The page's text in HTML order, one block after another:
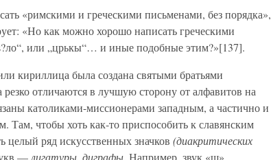
«римскими и греческими письменами, без порядка»,
«Но как можно хорошо написать греческими
или „црькы“… и иные подобные этим?»[137].
кириллица была создана святыми братьями
отличаются в лучшую сторону от алфавитов на
католиками-миссионерами западным, а частично и
чтобы хоть как-то приспособить к славянским
целый ряд искусственных значков (диакритических
—лигатуры, диграфы. Например, звук «ш»